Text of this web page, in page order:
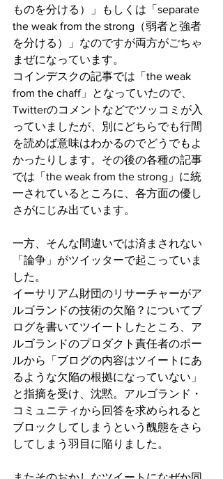
ものを分ける）」もしくは「separate
the weak from the strong（弱者と強者
を分ける）」なのですが両方がごちゃ
まぜになっています。
コインデスクの記事では「the weak
from the chaff」となっていたので、
Twitterのコメントなどでツッコミが入
っていましたが、別にどちらでも行間
を読めば意味はわかるのでどうでもよ
かったりします。その後の各種の記事
では「the weak from the strong」に統
一されているところに、各方面の優し
さがにじみ出ています。
一方、そんな間違いでは済まされない
「論争」がツイッターで起こっていま
した。
イーサリア厶財団のリサーチャーがア
ルゴランドの技術の欠陥？についてブ
ログを書いてツイートしたところ、ア
ルゴランドのプロダクト責任者のポー
ルから「ブログの内容はツイートにあ
るような欠陥の根拠になっていない」
と指摘を受け、沈黙。アルゴランド・
コミュニティから回答を求められると
ブロックしてしまうという醜態をさら
してしまう羽目に陥りました。